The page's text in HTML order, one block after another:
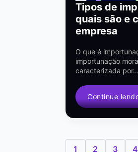
Tipos de
quais são e
empresa
O que é
importunação
caracterizada por…
Continue
1 2 3 4